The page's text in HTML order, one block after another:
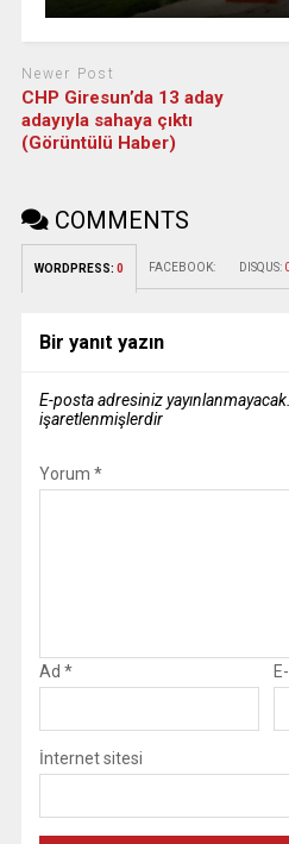
Newer Post
CHP Giresun’da 13 aday
adayıyla sahaya çıktı
(Görüntülü Haber)
COMMENTS
WORDPRESS: 0 FACEBOOK: DISQUS:
Bir yanıt yazın
E-posta adresiniz yayınlanmayacak.
işaretlenmişlerdir
Yorum *
Ad *
İnternet sitesi